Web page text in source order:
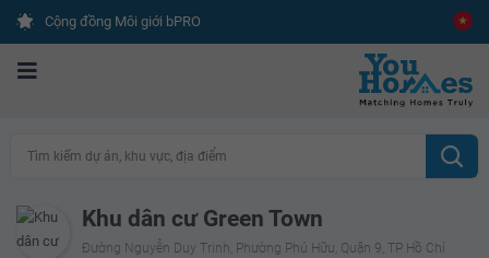
Cộng đồng Môi giới bPRO
Tìm kiếm dự án, khu vực, địa điểm
Khu dân cư Green Town
Đường Nguyễn Duy Trinh, Phường Phú Hữu, Quận 9, TP Hồ Chí